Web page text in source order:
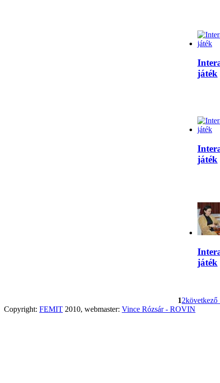
játék
játék
játék
12következő
Copyright: FEMIT 2010, webmaster: Vince Rózsár - ROVIN